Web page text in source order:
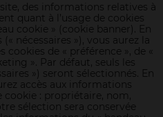
des informations relatives à
quant à l’usage de cookies
cookie » (cookie banner). En
nécessaires »), vous aurez la
de « préférence », de «
». Par défaut, seuls les
») seront sélectionnés. En
accès aux informations
cookie : propriétaire, nom,
sélection sera conservée